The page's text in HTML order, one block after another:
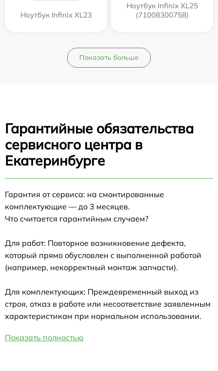
Ноутбук Infinix XL23
Ноутбук Infinix XL25
(71008300758)
Показать больше
Гарантийные обязательства
сервисного центра в
Екатеринбурге
Гарантия от сервиса: на смонтированные
комплектующие — до 3 месяцев.
Что считается гарантийным случаем?
Для работ: Повторное возникновение дефекта,
который прямо обусловлен с выполненной работой
(например, некорректный монтаж запчасти).
Для комплектующих: Преждевременный выход из
строя, отказ в работе или несоответствие заявленным
характеристикам при нормальном использовании.
Показать полностью